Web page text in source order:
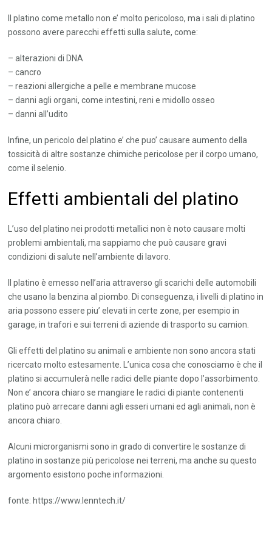
Il platino come metallo non e’ molto pericoloso, ma i sali di platino
possono avere parecchi effetti sulla salute, come:
– alterazioni di DNA
– cancro
– reazioni allergiche a pelle e membrane mucose
– danni agli organi, come intestini, reni e midollo osseo
– danni all’udito
Infine, un pericolo del platino e’ che puo’ causare aumento della
tossicità di altre sostanze chimiche pericolose per il corpo umano,
come il selenio.
Effetti ambientali del platino
L’uso del platino nei prodotti metallici non è noto causare molti
problemi ambientali, ma sappiamo che può causare gravi
condizioni di salute nell’ambiente di lavoro.
Il platino è emesso nell’aria attraverso gli scarichi delle automobili
che usano la benzina al piombo. Di conseguenza, i livelli di platino in
aria possono essere piu’ elevati in certe zone, per esempio in
garage, in trafori e sui terreni di aziende di trasporto su camion.
Gli effetti del platino su animali e ambiente non sono ancora stati
ricercato molto estesamente. L’unica cosa che conosciamo è che il
platino si accumulerà nelle radici delle piante dopo l’assorbimento.
Non e’ ancora chiaro se mangiare le radici di piante contenenti
platino può arrecare danni agli esseri umani ed agli animali, non è
ancora chiaro.
Alcuni microrganismi sono in grado di convertire le sostanze di
platino in sostanze più pericolose nei terreni, ma anche su questo
argomento esistono poche informazioni.
fonte: https://www.lenntech.it/